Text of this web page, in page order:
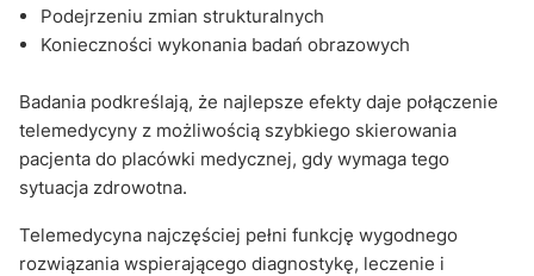
Podejrzeniu zmian strukturalnych
Konieczności wykonania badań obrazowych
Badania podkreślają, że najlepsze efekty daje połączenie
telemedycyny z możliwością szybkiego skierowania
pacjenta do placówki medycznej, gdy wymaga tego
sytuacja zdrowotna.
Telemedycyna najczęściej pełni funkcję wygodnego
rozwiązania wspierającego diagnostykę, leczenie i